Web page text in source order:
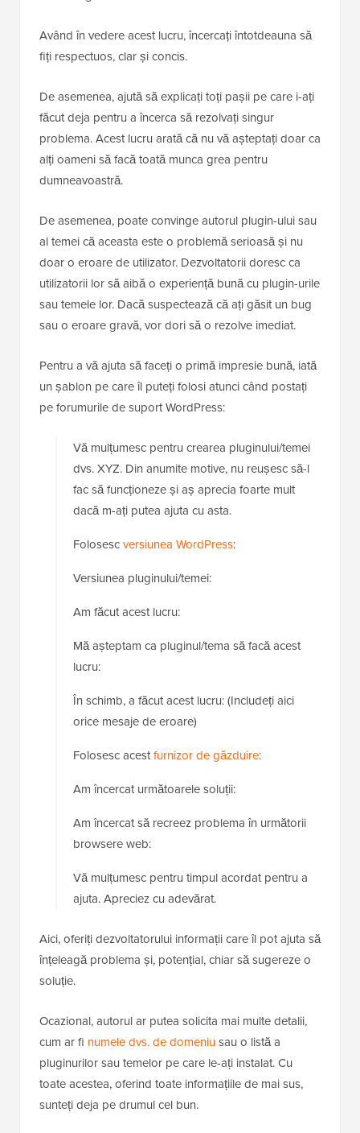
Având în vedere acest lucru, încercați întotdeauna să
fiți respectuos, clar și concis.
De asemenea, ajută să explicați toți pașii pe care i-ați
făcut deja pentru a încerca să rezolvați singur
problema. Acest lucru arată că nu vă așteptați doar ca
alți oameni să facă toată munca grea pentru
dumneavoastră.
De asemenea, poate convinge autorul plugin-ului sau
al temei că aceasta este o problemă serioasă și nu
doar o eroare de utilizator. Dezvoltatorii doresc ca
utilizatorii lor să aibă o experiență bună cu plugin-urile
sau temele lor. Dacă suspectează că ați găsit un bug
sau o eroare gravă, vor dori să o rezolve imediat.
Pentru a vă ajuta să faceți o primă impresie bună, iată
un șablon pe care îl puteți folosi atunci când postați
pe forumurile de suport WordPress:
Vă mulțumesc pentru crearea pluginului/temei
dvs. XYZ. Din anumite motive, nu reușesc să-l
fac să funcționeze și aș aprecia foarte mult
dacă m-ați putea ajuta cu asta.
Folosescversiunea WordPress:
Versiunea pluginului/temei:
Am făcut acest lucru:
Mă așteptam ca pluginul/tema să facă acest
lucru:
În schimb, a făcut acest lucru: (Includeți aici
orice mesaje de eroare)
Folosesc acestfurnizor de găzduire:
Am încercat următoarele soluții:
Am încercat să recreez problema în următorii
browsere web:
Vă mulțumesc pentru timpul acordat pentru a
ajuta. Apreciez cu adevărat.
Aici, oferiți dezvoltatorului informații care îl pot ajuta să
înțeleagă problema și, potențial, chiar să sugereze o
soluție.
Ocazional, autorul ar putea solicita mai multe detalii,
cum ar fi numele dvs. de domeniusau o listă a
pluginurilor sau temelor pe care le-ați instalat. Cu
toate acestea, oferind toate informațiile de mai sus,
sunteți deja pe drumul cel bun.